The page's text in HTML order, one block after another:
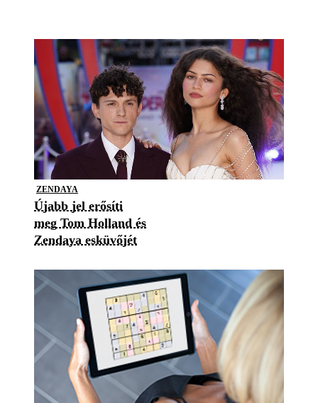
ZENDAYA
Újabb jel erősíti
meg Tom Holland és
Zendaya esküvőjét